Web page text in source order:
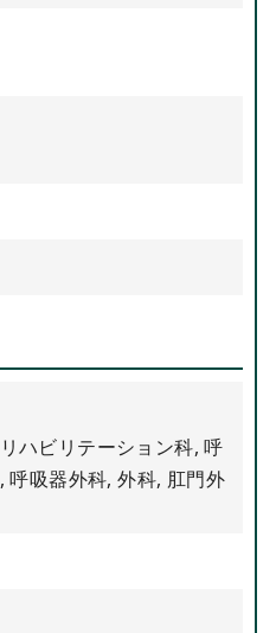
リハビリテーション科,呼
,呼吸器外科,外科, 肛門外